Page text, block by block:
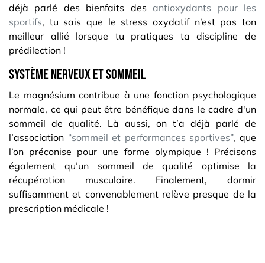
déjà parlé des bienfaits desantioxyd​ants pour les
sportifs, tu sais que le stress oxydatif n’est pas ton
meilleur allié lorsque tu pratiques ta discipline de
prédilection !
système nerveux et sommeil
Le magnésium contribue à une fonction psychologique
normale, ce qui peut être bénéfique dans le cadre d'un
sommeil de qualité. Là aussi, on t’a déjà parlé de
l’association “sommeil et performances sportives”, que
l’on préconise pour une forme olympique ! Précisons
également qu’un sommeil de qualité optimise la
récupération musculaire. Finalement, dormir
suffisamment et convenablement relève presque de la
prescription médicale !